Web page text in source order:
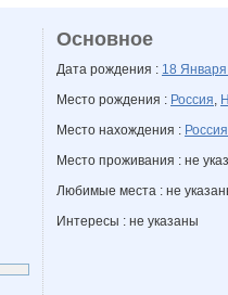
Основное
Дата рождения : 18
Место рождения : Россия,
Место нахождения : Россия
Место проживания : не
Любимые места : не
Интересы : не указаны